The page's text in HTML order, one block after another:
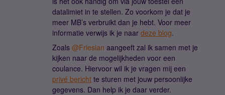
datalimiet in te stellen. Zo voorkom je dat je
meer MB’s verbruikt dan je hebt. Voor meer
informatie verwijs ik je naar deze blog.
Zoals @Friesian aangeeft zal ik samen met je
kijken naar de mogelijkheden voor een
coulance. Hiervoor wil ik je vragen mij een
privé bericht te sturen met jouw persoonlijke
gegevens. Dan help ik je daar verder.